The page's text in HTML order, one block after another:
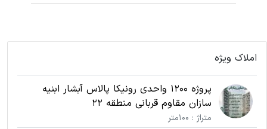
املاک ویژه
پروژه 1200 واحدی رونیکا پالاس آبشار ابنیه
سازان مقاوم قربانی منطقه 22
متراژ : 100متر